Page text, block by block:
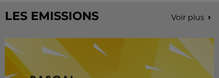
LES EMISSIONS Voir plus